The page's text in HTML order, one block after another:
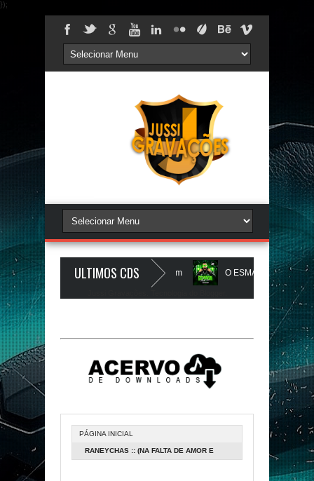
});
ULTIMOS CDS
Um é NóIzZ - JUSSIGRAVACOES.com O ESMAGA - CD
BEATS PAREDÃO 16.0 - JULHO 2026 - O ZERO UM É NOIZz -
PÁGINA INICIAL
RANEYCHAS :: (NA FALTA DE AMOR E